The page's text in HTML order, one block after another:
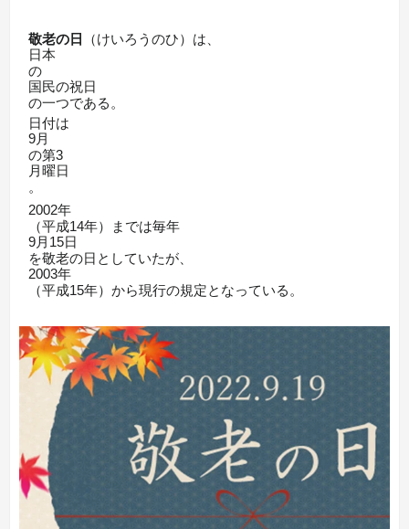
敬老の日
（けいろうのひ）は、
日本
の
国民の祝日
の一つである。
日付は
9月
の第3
月曜日
。
2002年
（平成14年）までは毎年
9月15日
を敬老の日としていたが、
2003年
（平成15年）から現行の規定となっている。